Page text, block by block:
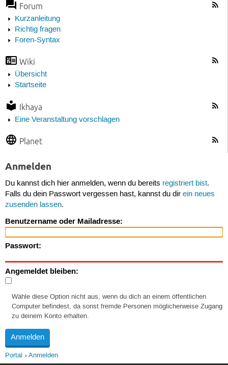
Forum
Kurzanleitung
Richtig fragen
Foren-Syntax
Wiki
Übersicht
Startseite
Ikhaya
Eine Veranstaltung vorschlagen
Planet
Anmelden
Du kannst dich hier anmelden, wenn du bereits registriert bist.
Falls du dein Passwort vergessen hast, kannst du dir ein neues
zusenden lassen.
Benutzername oder Mailadresse:
Passwort:
Angemeldet bleiben:
Wähle diese Option nicht aus, wenn du dich an einem öffentlichen
Computer befindest, da sonst fremde Personen möglicherweise Zugang
zu deinem Konto erhalten.
Portal Anmelden